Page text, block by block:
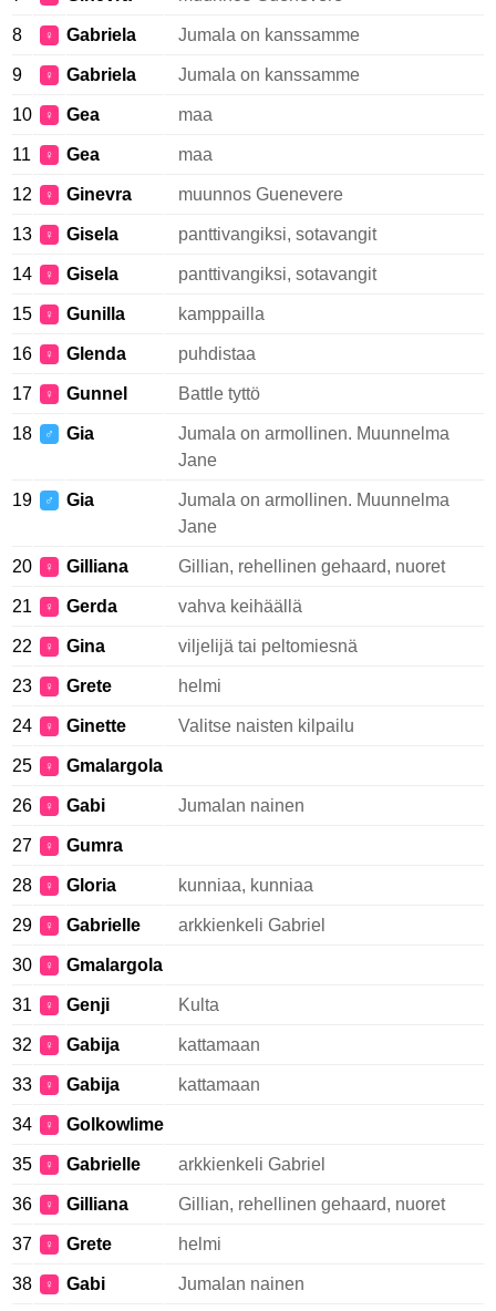
8 ♀ Gabriela Jumala on kanssamme
9 ♀ Gabriela Jumala on kanssamme
10 ♀ Gea maa
11 ♀ Gea maa
12 ♀ Ginevra muunnos Guenevere
13 ♀ Gisela panttivangiksi, sotavangit
14 ♀ Gisela panttivangiksi, sotavangit
15 ♀ Gunilla kamppailla
16 ♀ Glenda puhdistaa
17 ♀ Gunnel Battle tyttö
18 ♂ Gia
Jumala on armollinen. Muunnelma
Jane
19 ♂ Gia
Jumala on armollinen. Muunnelma
Jane
20 ♀ Gilliana Gillian, rehellinen gehaard, nuoret
21 ♀ Gerda vahva keihäällä
22 ♀ Gina viljelijä tai peltomiesnä
23 ♀ Grete helmi
24 ♀ Ginette Valitse naisten kilpailu
25 ♀ Gmalargola
26 ♀ Gabi Jumalan nainen
27 ♀ Gumra
28 ♀ Gloria kunniaa, kunniaa
29 ♀ Gabrielle arkkienkeli Gabriel
30 ♀ Gmalargola
31 ♀ Genji Kulta
32 ♀ Gabija kattamaan
33 ♀ Gabija kattamaan
34 ♀ Golkowlime
35 ♀ Gabrielle arkkienkeli Gabriel
36 ♀ Gilliana Gillian, rehellinen gehaard, nuoret
37 ♀ Grete helmi
38 ♀ Gabi Jumalan nainen